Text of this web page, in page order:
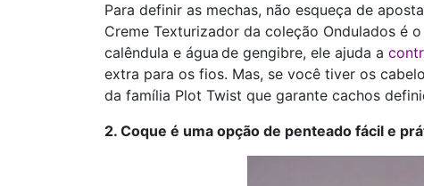
Para definir as mechas, não esqueça de
Creme Texturizador da coleção Ondulados é
calêndula e água de gengibre, ele ajuda a
extra para os fios. Mas, se você tiver os
da família Plot Twist que garante cachos
2. Coque é uma opção de penteado fácil e